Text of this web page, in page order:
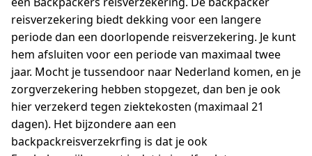
reisverzekering biedt dekking voor een langere
periode dan een doorlopende reisverzekering. Je kunt
hem afsluiten voor een periode van maximaal twee
jaar. Mocht je tussendoor naar Nederland komen, en je
zorgverzekering hebben stopgezet, dan ben je ook
hier verzekerd tegen ziektekosten (maximaal 21
dagen). Het bijzondere aan een
backpackreisverzekrfing is dat je ook